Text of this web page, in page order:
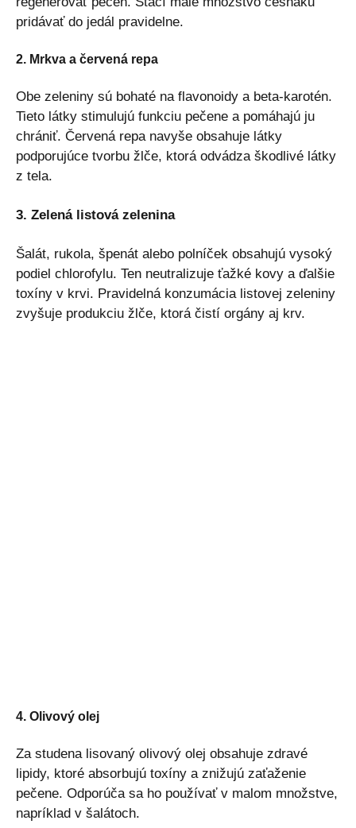
pridávať do jedál pravidelne.
2. Mrkva a červená repa
Obe zeleniny sú bohaté na flavonoidy a beta-karotén.
Tieto látky stimulujú funkciu pečene a pomáhajú ju
chrániť. Červená repa navyše obsahuje látky
podporujúce tvorbu žlče, ktorá odvádza škodlivé látky
z tela.
3. Zelená listová zelenina
Šalát, rukola, špenát alebo polníček obsahujú vysoký
podiel chlorofylu. Ten neutralizuje ťažké kovy a ďalšie
toxíny v krvi. Pravidelná konzumácia listovej zeleniny
zvyšuje produkciu žlče, ktorá čistí orgány aj krv.
4. Olivový olej
Za studena lisovaný olivový olej obsahuje zdravé
lipidy, ktoré absorbujú toxíny a znižujú zaťaženie
pečene. Odporúča sa ho používať v malom množstve,
napríklad v šalátoch.